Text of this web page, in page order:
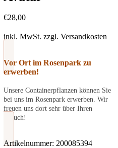
€28,00
inkl. MwSt. zzgl. Versandkosten
Vor Ort im Rosenpark zu
erwerben!
Unsere Containerpflanzen können Sie
bei uns im Rosenpark erwerben. Wir
freuen uns dort sehr über Ihren
Besuch!
Artikelnummer: 200085394